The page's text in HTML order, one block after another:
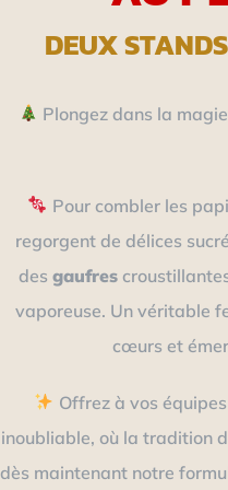
DEUX
Plongez dans la
Pour combler les
regorgent de délices
desgaufres
vaporeuse. Un véritable
cœurs et
Offrez à vos
inoubliable, où la tradition
dès maintenant notre